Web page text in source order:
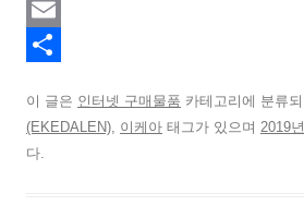
a
c
o
M
a
o
E
ia
이 글은 인터넷 구매물품 카테고리에 분류
(EKEDALEN), 이케아 태그가 있으며 2019
다.